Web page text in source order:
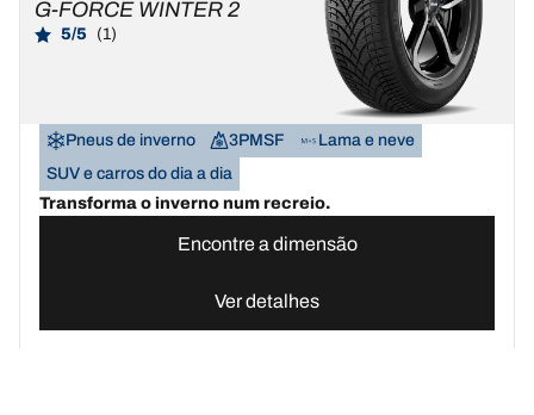
G-FORCE WINTER 2
5/5 (1)
Pneus de inverno 3PMSF
Lama e neve
SUV e carros do dia a dia
Transforma o inverno num recreio.
Encontre a dimensão
Ver detalhes